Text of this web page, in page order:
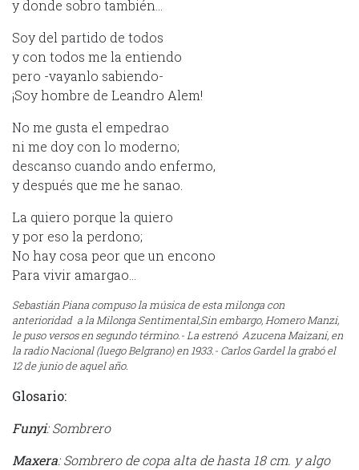
y donde sobro también…
Soy del partido de todos
y con todos me la entiendo
pero -vayanlo sabiendo-
¡Soy hombre de Leandro Alem!
No me gusta el empedrao
ni me doy con lo moderno;
descanso cuando ando enfermo,
y después que me he sanao.
La quiero porque la quiero
y por eso la perdono;
No hay cosa peor que un encono
Para vivir amargao…
Sebastián Piana compuso la música de esta milonga con
anterioridad a la Milonga Sentimental,Sin embargo, Homero Manzi,
le puso versos en segundo término.- La estrenó Azucena Maizani, en
la radio Nacional (luego Belgrano) en 1933.- Carlos Gardel la grabó el
12 de junio de aquel año.
Glosario:
Funyi: Sombrero
Maxera: Sombrero de copa alta de hasta 18 cm. y algo